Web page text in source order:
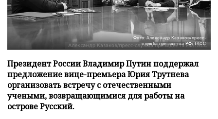
Фото: Александр Казаков/пресс-
служба президента РФ/ТАСС
Президент России Владимир Путин поддержал
предложение вице-премьера Юрия Трутнева
организовать встречу с отечественными
учеными, возвращающимися для работы на
острове Русский.